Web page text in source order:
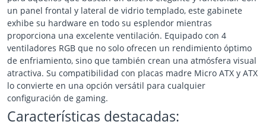
un panel frontal y lateral de vidrio templado, este gabinete
exhibe su hardware en todo su esplendor mientras
proporciona una excelente ventilación. Equipado con 4
ventiladores RGB que no solo ofrecen un rendimiento óptimo
de enfriamiento, sino que también crean una atmósfera visual
atractiva. Su compatibilidad con placas madre Micro ATX y ATX
lo convierte en una opción versátil para cualquier
configuración de gaming.
Características destacadas: